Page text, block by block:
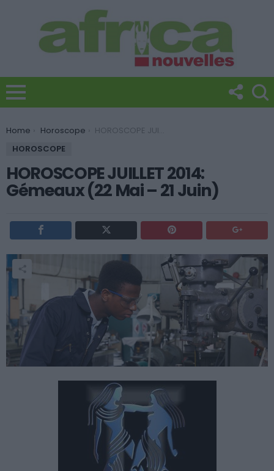
You are here:
Home Horoscope
HOROSCOPE JUILLET 2014: Gémeaux (22 Mai – 21 Juin)
HOROSCOPE
HOROSCOPE JUILLET 2014:
Gémeaux (22 Mai – 21 Juin)